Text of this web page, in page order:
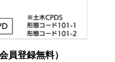
員登録無料）